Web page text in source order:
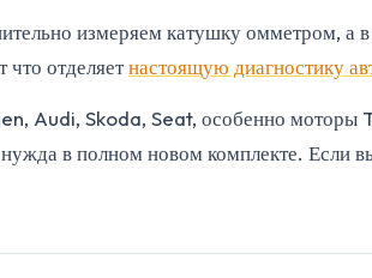
измеряем катушку омметром,
что отделяетнастоящую диагностику
Audi, Skoda, Seat, особенно моторы
в полном новом комплекте. Если